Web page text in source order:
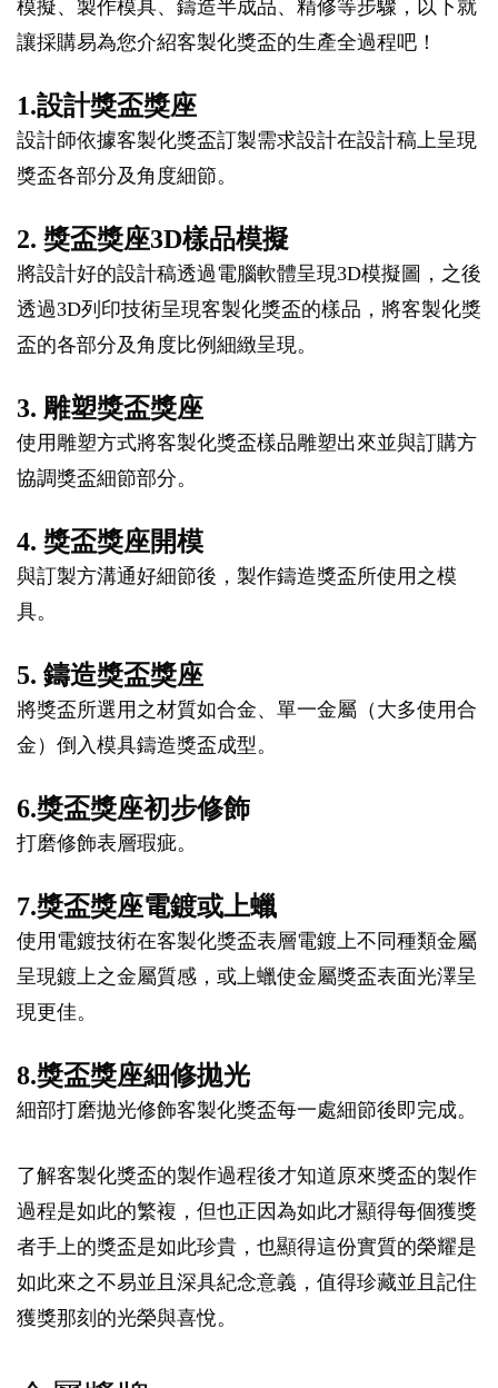
模擬、製作模具、鑄造半成品、精修等步驟，以下就
讓採購易為您介紹客製化獎盃的生產全過程吧！
1.設計獎盃獎座
設計師依據客製化獎盃訂製需求設計在設計稿上呈現
獎盃各部分及角度細節。
2. 獎盃獎座3D樣品模擬
將設計好的設計稿透過電腦軟體呈現3D模擬圖，之後
透過3D列印技術呈現客製化獎盃的樣品，將客製化獎
盃的各部分及角度比例細緻呈現。
3. 雕塑獎盃獎座
使用雕塑方式將客製化獎盃樣品雕塑出來並與訂購方
協調獎盃細節部分。
4. 獎盃獎座開模
與訂製方溝通好細節後，製作鑄造獎盃所使用之模
具。
5. 鑄造獎盃獎座
將獎盃所選用之材質如合金、單一金屬（大多使用合
金）倒入模具鑄造獎盃成型。
6.獎盃獎座初步修飾
打磨修飾表層瑕疵。
7.獎盃獎座電鍍或上蠟
使用電鍍技術在客製化獎盃表層電鍍上不同種類金屬
呈現鍍上之金屬質感，或上蠟使金屬獎盃表面光澤呈
現更佳。
8.獎盃獎座細修拋光
細部打磨拋光修飾客製化獎盃每一處細節後即完成。
了解客製化獎盃的製作過程後才知道原來獎盃的製作
過程是如此的繁複，但也正因為如此才顯得每個獲獎
者手上的獎盃是如此珍貴，也顯得這份實質的榮耀是
如此來之不易並且深具紀念意義，值得珍藏並且記住
獲獎那刻的光榮與喜悅。